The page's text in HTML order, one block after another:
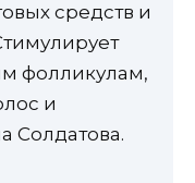
средств и
фолликулам,
и
Солдатова.